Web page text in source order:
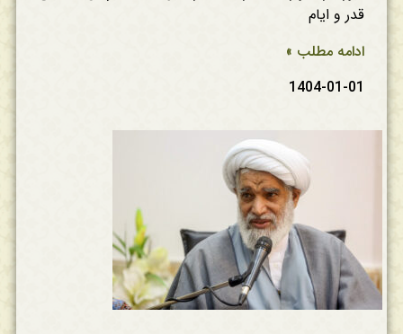
قدر و ایام
ادامه مطلب »
1404-01-01